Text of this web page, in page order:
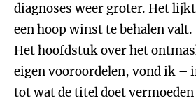
diagnoses weer groter. Het
een hoop winst te behalen valt.
Het hoofdstuk over het
eigen vooroordelen, vond ik –
tot wat de titel doet